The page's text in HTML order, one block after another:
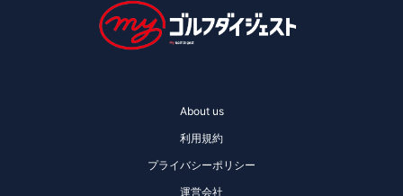
About us
利用規約
プライバシーポリシー
運営会社